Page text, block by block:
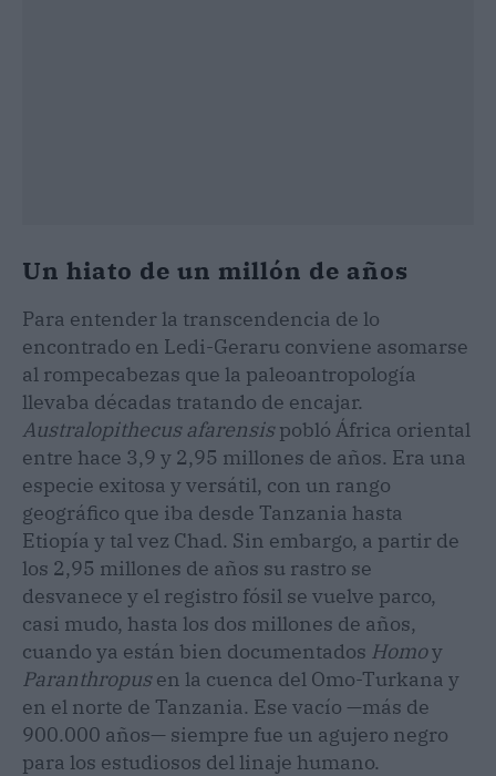
Un hiato de un millón de años
Para entender la transcendencia de lo
encontrado en Ledi-Geraru conviene asomarse
al rompecabezas que la paleoantropología
llevaba décadas tratando de encajar.
Australopithecus afarensispobló África oriental
entre hace 3,9 y 2,95 millones de años. Era una
especie exitosa y versátil, con un rango
geográfico que iba desde Tanzania hasta
Etiopía y tal vez Chad. Sin embargo, a partir de
los 2,95 millones de años su rastro se
desvanece y el registro fósil se vuelve parco,
casi mudo, hasta los dos millones de años,
cuando ya están bien documentados Homoy
Paranthropusen la cuenca del Omo-Turkana y
en el norte de Tanzania. Ese vacío —más de
900.000 años— siempre fue un agujero negro
para los estudiosos del linaje humano.